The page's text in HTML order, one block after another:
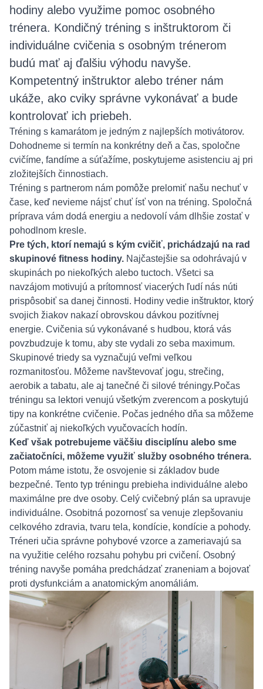
hodiny alebo využime pomoc osobného
trénera. Kondičný tréning s inštruktorom či
individuálne cvičenia s osobným trénerom
budú mať aj ďalšiu výhodu navyše.
Kompetentný inštruktor alebo tréner nám
ukáže, ako cviky správne vykonávať a bude
kontrolovať ich priebeh.
Tréning s kamarátom je jedným z najlepších motivátorov.
Dohodneme si termín na konkrétny deň a čas, spoločne
cvičíme, fandíme a súťažíme, poskytujeme asistenciu aj pri
zložitejších činnostiach.
Tréning s partnerom nám pomôže prelomiť našu nechuť v
čase, keď nevieme nájsť chuť ísť von na tréning. Spoločná
príprava vám dodá energiu a nedovolí vám dlhšie zostať v
pohodlnom kresle.
Pre tých, ktorí nemajú s kým cvičiť, prichádzajú na rad
skupinové fitness hodiny. Najčastejšie sa odohrávajú v
skupinách po niekoľkých alebo tuctoch. Všetci sa
navzájom motivujú a prítomnosť viacerých ľudí nás núti
prispôsobiť sa danej činnosti. Hodiny vedie inštruktor, ktorý
svojich žiakov nakazí obrovskou dávkou pozitívnej
energie. Cvičenia sú vykonávané s hudbou, ktorá vás
povzbudzuje k tomu, aby ste vydali zo seba maximum.
Skupinové triedy sa vyznačujú veľmi veľkou
rozmanitosťou. Môžeme navštevovať jogu, strečing,
aerobik a tabatu, ale aj tanečné či silové tréningy.Počas
tréningu sa lektori venujú všetkým zverencom a poskytujú
tipy na konkrétne cvičenie. Počas jedného dňa sa môžeme
zúčastniť aj niekoľkých vyučovacích hodín.
Keď však potrebujeme väčšiu disciplínu alebo sme
začiatočníci, môžeme využiť služby osobného trénera.
Potom máme istotu, že osvojenie si základov bude
bezpečné. Tento typ tréningu prebieha individuálne alebo
maximálne pre dve osoby. Celý cvičebný plán sa upravuje
individuálne. Osobitná pozornosť sa venuje zlepšovaniu
celkového zdravia, tvaru tela, kondície, kondície a pohody.
Tréneri učia správne pohybové vzorce a zameriavajú sa
na využitie celého rozsahu pohybu pri cvičení. Osobný
tréning navyše pomáha predchádzať zraneniam a bojovať
proti dysfunkciám a anatomickým anomáliám.